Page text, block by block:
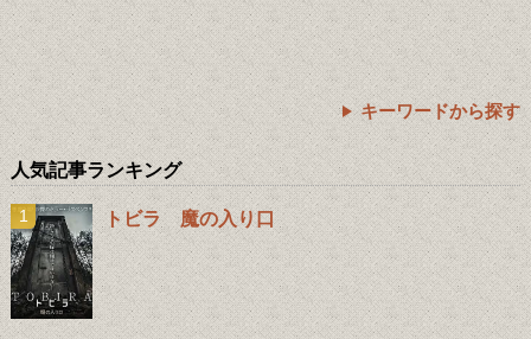
キーワードから探す
人気記事ランキング
トビラ 魔の入り口